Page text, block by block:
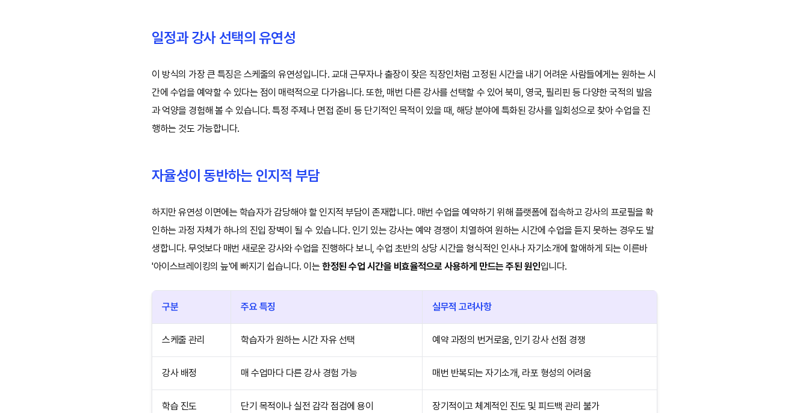
일정과 강사 선택의 유연성
이 방식의 가장 큰 특징은 스케줄의 유연성입니다. 교대 근무자나 출장이 잦은 직장인처럼 고정된 시간을 내기 어려운 사람들에게는 원하는 시
간에 수업을 예약할 수 있다는 점이 매력적으로 다가옵니다. 또한, 매번 다른 강사를 선택할 수 있어 북미, 영국, 필리핀 등 다양한 국적의 발음
과 억양을 경험해 볼 수 있습니다. 특정 주제나 면접 준비 등 단기적인 목적이 있을 때, 해당 분야에 특화된 강사를 일회성으로 찾아 수업을 진
행하는 것도 가능합니다.
자율성이 동반하는 인지적 부담
하지만 유연성 이면에는 학습자가 감당해야 할 인지적 부담이 존재합니다. 매번 수업을 예약하기 위해 플랫폼에 접속하고 강사의 프로필을 확
인하는 과정 자체가 하나의 진입 장벽이 될 수 있습니다. 인기 있는 강사는 예약 경쟁이 치열하여 원하는 시간에 수업을 듣지 못하는 경우도 발
생합니다. 무엇보다 매번 새로운 강사와 수업을 진행하다 보니, 수업 초반의 상당 시간을 형식적인 인사나 자기소개에 할애하게 되는 이른바
'아이스브레이킹의 늪'에 빠지기 쉽습니다. 이는한정된 수업 시간을 비효율적으로 사용하게 만드는 주된 원인입니다.
구분 주요 특징 실무적 고려사항
스케줄 관리 학습자가 원하는 시간 자유 선택 예약 과정의 번거로움, 인기 강사 선점 경쟁
강사 배정 매 수업마다 다른 강사 경험 가능 매번 반복되는 자기소개, 라포 형성의 어려움
학습 진도 단기 목적이나 실전 감각 점검에 용이 장기적이고 체계적인 진도 및 피드백 관리 불가